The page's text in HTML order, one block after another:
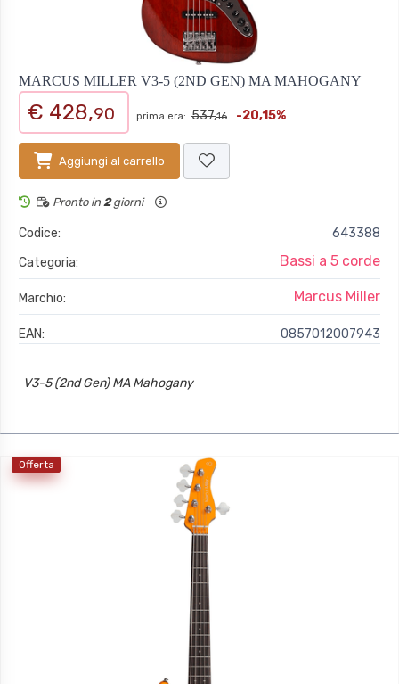
MARCUS MILLER V3-5 (2ND GEN) MA MAHOGANY
€ 428,90 prima era: 537,16 -20,15%
Aggiungi al carrello
Pronto in 2giorni
Codice:
643388
Categoria:
Bassi a 5 corde
Marchio: Marcus Miller
EAN: 0857012007943
V3-5 (2nd Gen) MA Mahogany
Offerta